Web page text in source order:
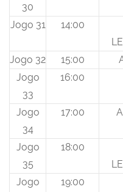
30
Jogo 31 14:00
Jogo 32 15:00
Jogo
33
16:00
Jogo
34
17:00
Jogo
35
18:00
Jogo
19:00